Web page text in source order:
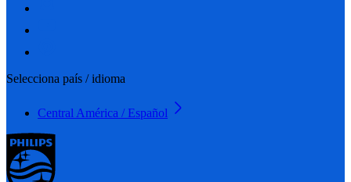
Selecciona país / idioma
Central América / Español